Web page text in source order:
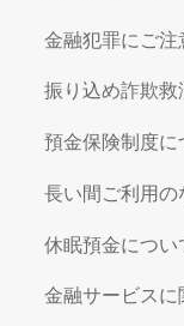
金融犯罪にご注
振り込め詐欺救
預金保険制度に
長い間ご利用の
休眠預金につい
金融サービスに